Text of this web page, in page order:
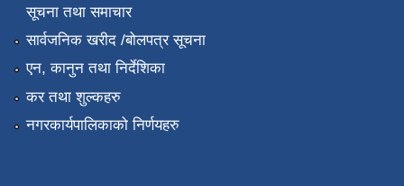
सूचना तथा समाचार
सार्वजनिक खरीद /बोलपत्र सूचना
एन, कानुन तथा निर्देशिका
कर तथा शुल्कहरु
नगरकार्यपालिकाको निर्णयहरु